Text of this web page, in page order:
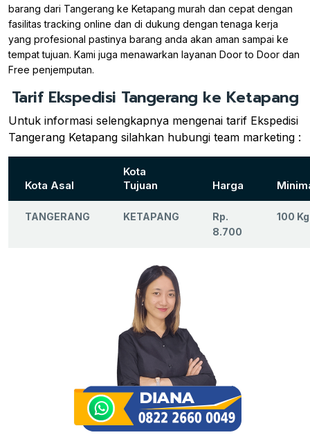
barang dari Tangerang ke Ketapang murah dan cepat dengan
fasilitas tracking online dan di dukung dengan tenaga kerja
yang profesional pastinya barang anda akan aman sampai ke
tempat tujuan. Kami juga menawarkan layanan Door to Door dan
Free penjemputan.
Tarif Ekspedisi Tangerang ke Ketapang
Untuk informasi selengkapnya mengenai tarif Ekspedisi
Tangerang Ketapang silahkan hubungi team marketing :
Kota Asal
Kota
Tujuan
Harga
TANGERANG KETAPANG
Rp.
8.700
100 Kg